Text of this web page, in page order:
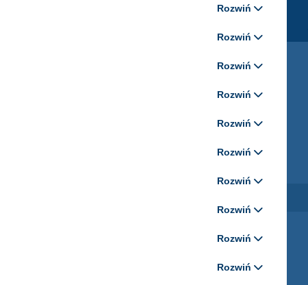
Rozwiń
Rozwiń
Rozwiń
Rozwiń
Rozwiń
Rozwiń
Rozwiń
Rozwiń
Rozwiń
Rozwiń